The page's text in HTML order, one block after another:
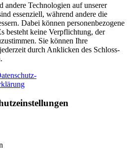
andere Technologien auf unserer
essenziell, während andere die
Dabei können personenbezogene
besteht keine Verpflichtung, der
Sie können Ihre
durch Anklicken des Schloss-